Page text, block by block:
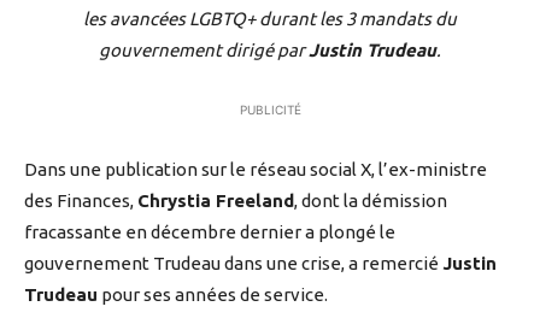
les avancées LGBTQ+ durant les 3 mandats du
gouvernement dirigé parJustin Trudeau.
PUBLICITÉ
Dans une publication sur le réseau social X, l’ex-ministre
des Finances, Chrystia Freeland, dont la démission
fracassante en décembre dernier a plongé le
gouvernement Trudeau dans une crise, a remercié Justin
Trudeau pour ses années de service.